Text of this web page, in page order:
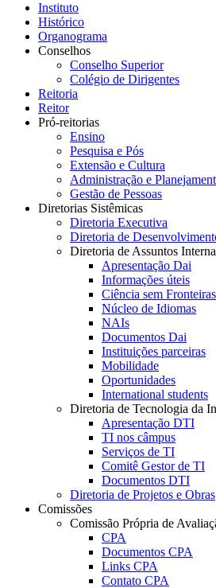
Instituto
Histórico
Organograma
Conselhos
Conselho Superior
Colégio de Dirigentes
Reitoria
Reitor
Pró-reitorias
Ensino
Pesquisa e Pós
Extensão e Cultura
Administração e
Gestão de Pessoas
Diretorias Sistêmicas
Diretoria Executiva
Diretoria de
Diretoria de Assuntos
Apresentação Dai
Informações úteis
Ciência sem Fronteiras
Núcleo de Idiomas
NAIs
Documentos Dai
Instituições parceiras
Mobilidade
Oportunidades
International students
Diretoria de Tecnologia da
Apresentação DTI
TI nos câmpus
Serviços de TI
Comitê Gestor de TI
Documentos DTI
Diretoria de Projetos e Obras
Comissões
Comissão Própria de
CPA
Documentos CPA
Links CPA
Contato CPA